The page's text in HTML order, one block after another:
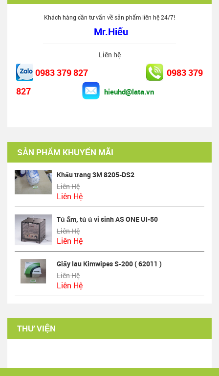
Khách hàng cần tư vấn về sản phẩm liên hệ 24/7!
Mr.Hiếu
Liên hệ
0983 379 827
0983 379
827
hieuhd@lata.vn
SẢN PHẨM KHUYẾN MÃI
Khẩu trang 3M 8205-DS2
Liên Hệ
Liên Hệ
Tủ ấm, tủ ủ vi sinh AS ONE UI-50
Liên Hệ
Liên Hệ
Giấy lau Kimwipes S-200 ( 62011 )
Liên Hệ
Liên Hệ
THƯ VIỆN